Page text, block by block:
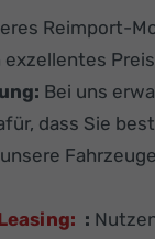
Reimport-
exzellentes
Bei uns
dass Sie
: